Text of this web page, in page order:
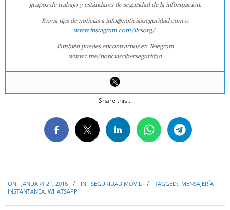
grupos de trabajo y estándares de seguridad de la información.
Envía tips de noticias a info@noticiasseguridad.com o
www.instagram.com/iicsorg/.
También puedes encontrarnos en Telegram
www.t.me/noticiasciberseguridad
Share this...
01-
ON: JANUARY 21, 2016 IN: SEGURIDAD MÓVIL TAGGED: MENSAJERÍA
INSTANTÁNEA, WHATSAPP